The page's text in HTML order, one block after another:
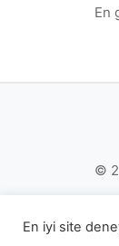
En
©
En iyi site